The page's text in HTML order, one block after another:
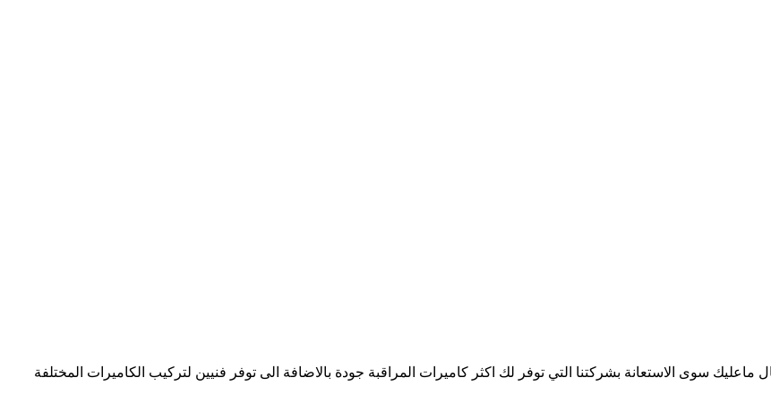
سوى الاستعانة بشركتنا التي توفر لك اكثر كاميرات المراقبة جودة بالاضافة الى توفر فنيين لتركيب الكاميرات المختلفة